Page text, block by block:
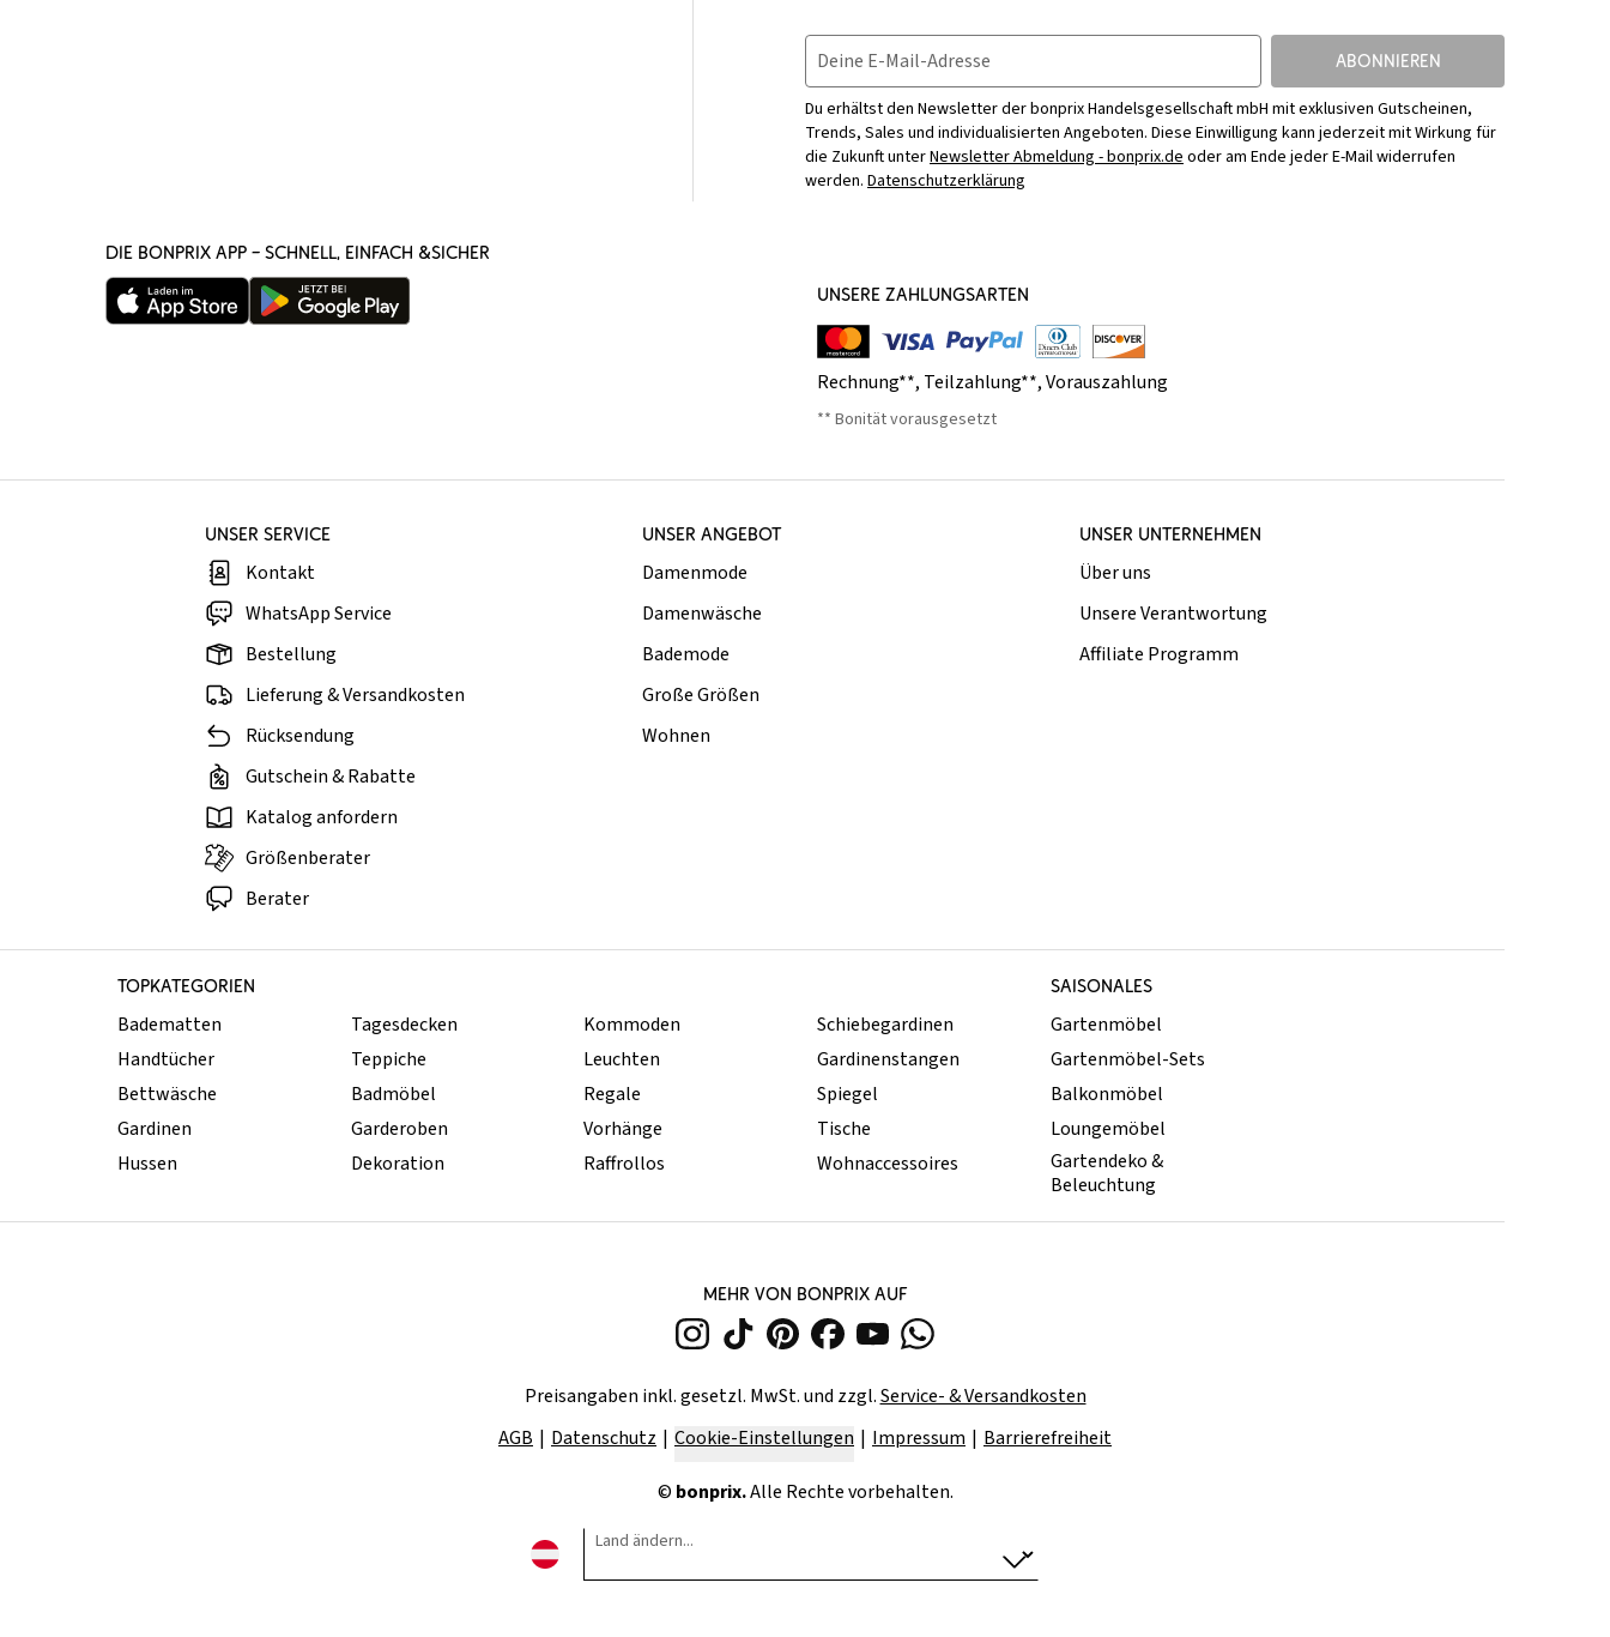
Deine E-Mail-Adresse ABONNIEREN
Du erhältst den Newsletter der bonprix Handelsgesellschaft mbH mit exklusiven Gutscheinen,
Trends, Sales und individualisierten Angeboten. Diese Einwilligung kann jederzeit mit Wirkung für
die Zukunft unterNewsletter Abmeldung - bonprix.deoder am Ende jeder E-Mail widerrufen
werden. Datenschutzerklärung
DIE BONPRIX APP – SCHNELL, EINFACH &SICHER
UNSERE ZAHLUNGSARTEN
Rechnung**, Teilzahlung**,Vorauszahlung
** Bonität vorausgesetzt
UNSER SERVICE
Kontakt
WhatsApp Service
Bestellung
Lieferung & Versandkosten
Rücksendung
Gutschein & Rabatte
Katalog anfordern
Größenberater
Berater
UNSER ANGEBOT
Damenmode
Damenwäsche
Bademode
Große Größen
Wohnen
UNSER UNTERNEHMEN
Über uns
Unsere Verantwortung
Affiliate Programm
TOPKATEGORIEN SAISONALES
Badematten
Handtücher
Bettwäsche
Gardinen
Hussen
Tagesdecken
Teppiche
Badmöbel
Garderoben
Dekoration
Kommoden
Leuchten
Regale
Vorhänge
Raffrollos
Schiebegardinen
Gardinenstangen
Spiegel
Tische
Wohnaccessoires
Gartenmöbel
Gartenmöbel-Sets
Balkonmöbel
Loungemöbel
Gartendeko &
Beleuchtung
MEHR VON BONPRIX AUF
Preisangaben inkl. gesetzl. MwSt. und zzgl.Service- & Versandkosten
AGB
Datenschutz Cookie-Einstellungen Impressum Barrierefreiheit
© bonprix.Alle Rechte vorbehalten.
Land ändern...